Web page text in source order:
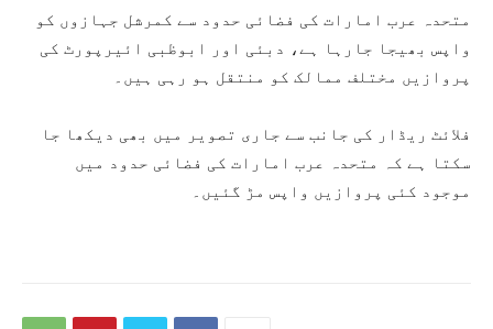
متحدہ عرب امارات کی فضائی حدود سے کمرشل جہازوں کو
واپس بھیجا جارہا ہے، دبئی اور ابوظبی ائیرپورٹ کی
پروازیں مختلف ممالک کو منتقل ہو رہی ہیں۔
فلائٹ ریڈار کی جانب سے جاری تصویر میں بھی دیکھا جا
سکتا ہے کہ متحدہ عرب امارات کی فضائی حدود میں
موجود کئی پروازیں واپس مڑ گئیں۔